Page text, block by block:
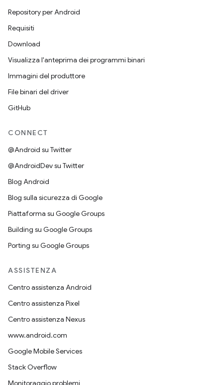
Repository per Android
Requisiti
Download
Visualizza l'anteprima dei programmi binari
Immagini del produttore
File binari del driver
GitHub
CONNECT
@Android su Twitter
@AndroidDev su Twitter
Blog Android
Blog sulla sicurezza di Google
Piattaforma su Google Groups
Building su Google Groups
Porting su Google Groups
ASSISTENZA
Centro assistenza Android
Centro assistenza Pixel
Centro assistenza Nexus
www.android.com
Google Mobile Services
Stack Overflow
Monitoraggio problemi